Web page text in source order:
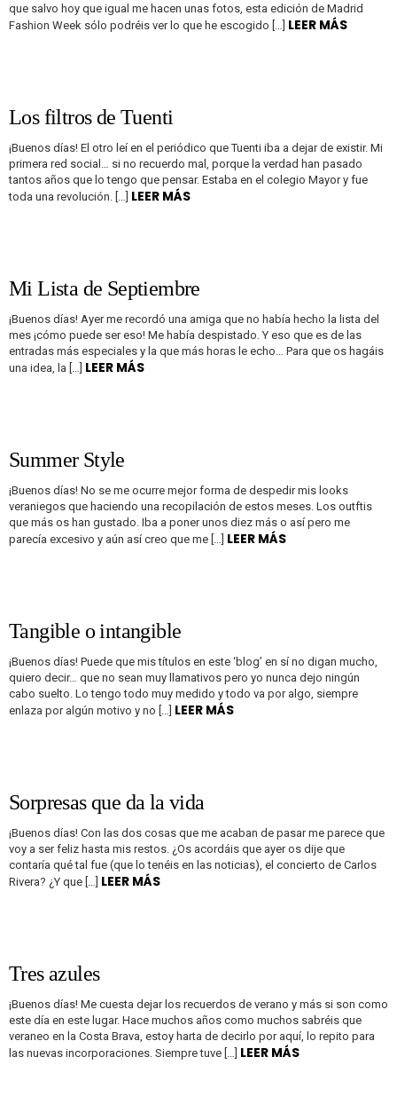
que salvo hoy que igual me hacen unas fotos, esta edición de Madrid
Fashion Week sólo podréis ver lo que he escogido […] LEER MÁS
Los filtros de Tuenti
¡Buenos días! El otro leí en el periódico que Tuenti iba a dejar de existir. Mi
primera red social… si no recuerdo mal, porque la verdad han pasado
tantos años que lo tengo que pensar. Estaba en el colegio Mayor y fue
toda una revolución. […] LEER MÁS
Mi Lista de Septiembre
¡Buenos días! Ayer me recordó una amiga que no había hecho la lista del
mes ¡cómo puede ser eso! Me había despistado. Y eso que es de las
entradas más especiales y la que más horas le echo… Para que os hagáis
una idea, la […] LEER MÁS
Summer Style
¡Buenos días! No se me ocurre mejor forma de despedir mis looks
veraniegos que haciendo una recopilación de estos meses. Los outftis
que más os han gustado. Iba a poner unos diez más o así pero me
parecía excesivo y aún así creo que me […] LEER MÁS
Tangible o intangible
¡Buenos días! Puede que mis títulos en este ‘blog’ en sí no digan mucho,
quiero decir… que no sean muy llamativos pero yo nunca dejo ningún
cabo suelto. Lo tengo todo muy medido y todo va por algo, siempre
enlaza por algún motivo y no […] LEER MÁS
Sorpresas que da la vida
¡Buenos días! Con las dos cosas que me acaban de pasar me parece que
voy a ser feliz hasta mis restos. ¿Os acordáis que ayer os dije que
contaría qué tal fue (que lo tenéis en las noticias), el concierto de Carlos
Rivera? ¿Y que […] LEER MÁS
Tres azules
¡Buenos días! Me cuesta dejar los recuerdos de verano y más si son como
este día en este lugar. Hace muchos años como muchos sabréis que
veraneo en la Costa Brava, estoy harta de decirlo por aquí, lo repito para
las nuevas incorporaciones. Siempre tuve […] LEER MÁS